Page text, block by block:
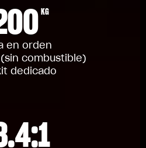
KG
en orden
combustible)
dedicado